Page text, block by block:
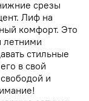
срезы
Лиф на
комфорт. Это
летними
стильные
в свой
и